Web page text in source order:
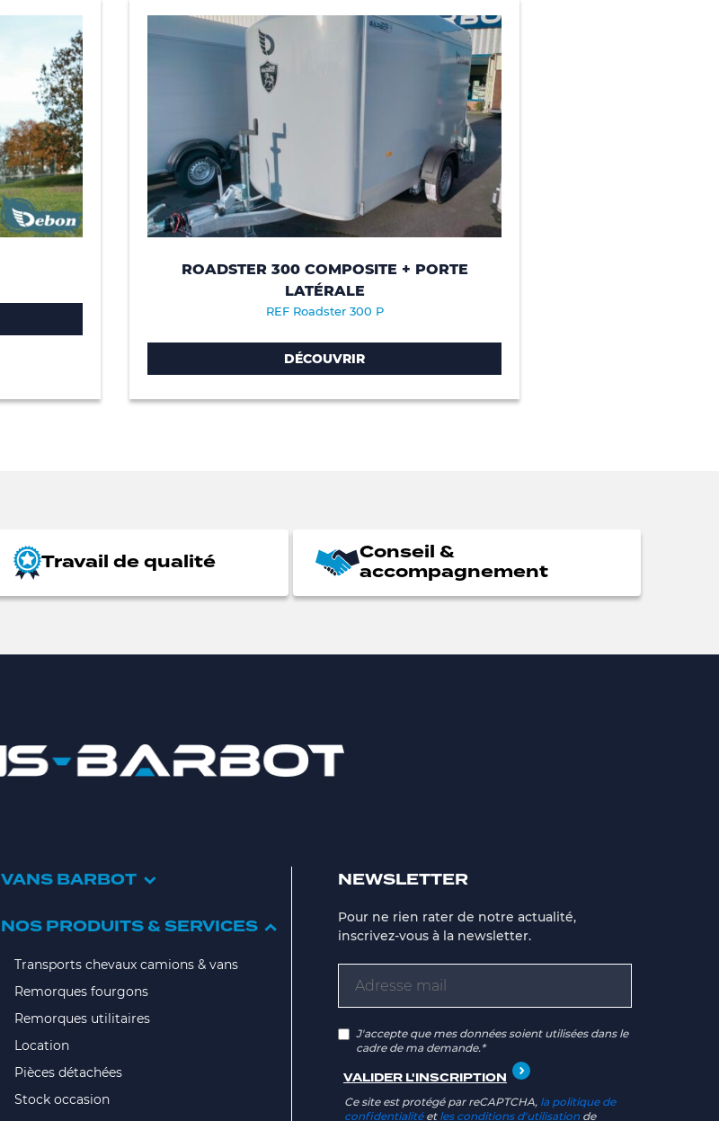
ROADSTER 300 COMPOSITE + PORTE
LATÉRALE
REF Roadster 300 P
DÉCOUVRIR
Travail de qualité Conseil &
accompagnement
VANS BARBOT
NOS PRODUITS & SERVICES
Transports chevaux camions & vans
Remorques fourgons
Remorques utilitaires
Location
Pièces détachées
Stock occasion
NEWSLETTER
Pour ne rien rater de notre actualité,
inscrivez-vous à la newsletter.
J'accepte que mes données soient utilisées dans le
cadre de ma demande.*
Ce site est protégé par reCAPTCHA, la politique de
confidentialitéet les conditions d'utilisationde